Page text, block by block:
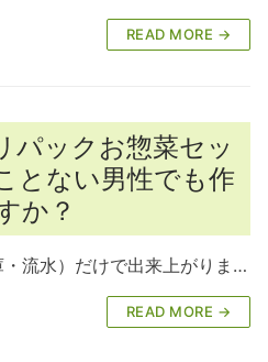
READ MORE →
パックお惣菜セッ
とない男性でも作
か？
流水）だけで出来上がりま…
READ MORE →